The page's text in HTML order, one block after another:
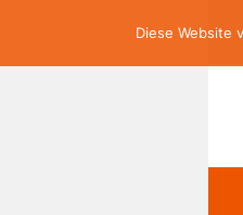
Diese Website